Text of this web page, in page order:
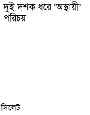
দুই দশক ধরে ‘অস্থায়ী’
পরিচয়
সিলেট